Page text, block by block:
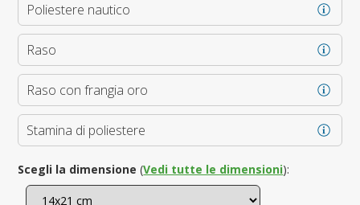
Poliestere nautico
Raso
Raso con frangia oro
Stamina di poliestere
Scegli la dimensione (Vedi tutte le dimensioni):